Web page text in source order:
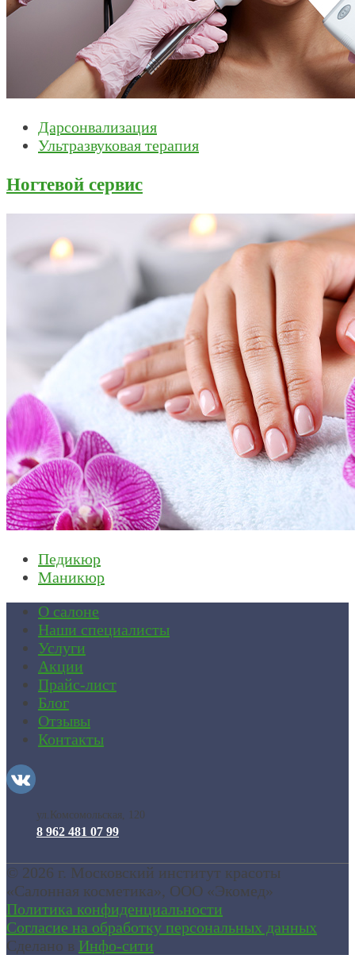
Дарсонвализация
Ультразвуковая терапия
Ногтевой сервис
Педикюр
Маникюр
О салоне
Наши специалисты
Услуги
Акции
Прайс-лист
Блог
Отзывы
Контакты
ул.Комсомольская, 120
8 962 481 07 99
© 2026 г. Московский институт красоты
«Салонная косметика», ООО «Экомед»
Политика конфиденциальности
Согласие на обработку персональных данных
Сделано в Инфо-сити